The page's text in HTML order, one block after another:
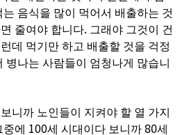
는 음식을 많이 먹어서 배출하는 것
줄여야 합니다. 그래야 그것이 건
데 먹기만 하고 배출할 것을 걱정
병나는 사람들이 엄청나게 많습니
니까 노인들이 지켜야 할 열 가지
중에 100세 시대이다 보니까 80세